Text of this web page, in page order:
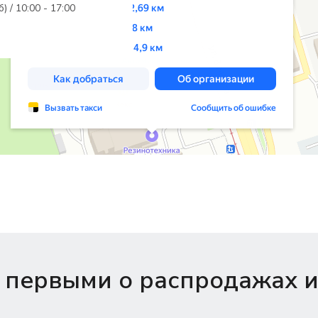
/ 10:00 - 17:00
первыми о распродажах